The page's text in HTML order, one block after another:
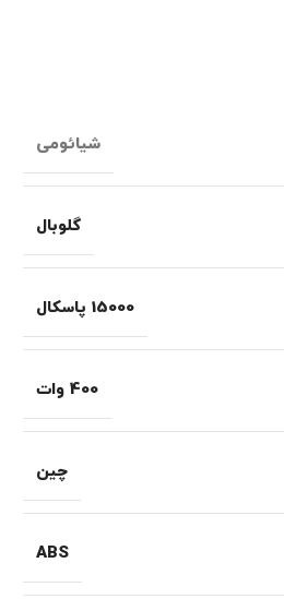
شیائومی
گلوبال
15000 پاسکال
400 وات
چین
ABS